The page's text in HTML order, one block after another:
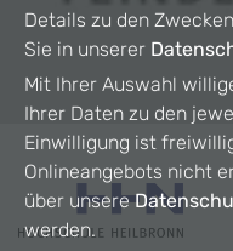
Details zu den
Sie in unserer
Mit Ihrer Auswahl
Ihrer Daten zu den
Einwilligung ist
Onlineangebots nicht
über unsere
werden.